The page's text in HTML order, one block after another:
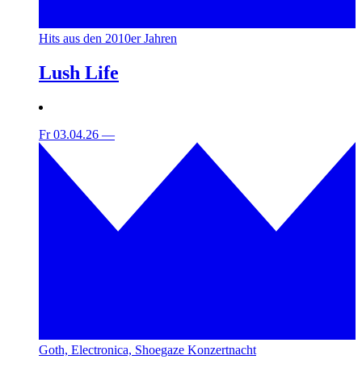
Hits aus den 2010er Jahren
Lush Life
Fr 03.04.26 —
Goth, Electronica, Shoegaze Konzertnacht